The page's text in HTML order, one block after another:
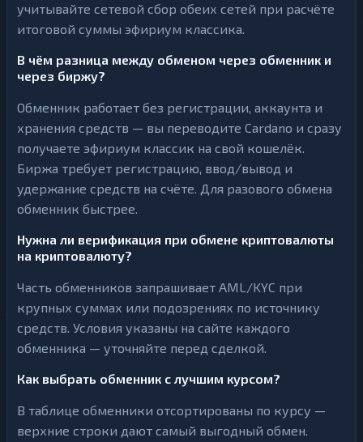
учитывайте сетевой сбор обеих сетей при расчёте
итоговой суммы эфириум классика.
В чём разница между обменом через обменник и
через биржу?
Обменник работает без регистрации, аккаунта и
хранения средств — вы переводите Cardano и сразу
получаете эфириум классик на свой кошелёк.
Биржа требует регистрацию, ввод/вывод и
удержание средств на счёте. Для разового обмена
обменник быстрее.
Нужна ли верификация при обмене криптовалюты
на криптовалюту?
Часть обменников запрашивает AML/KYC при
крупных суммах или подозрениях по источнику
средств. Условия указаны на сайте каждого
обменника — уточняйте перед сделкой.
Как выбрать обменник с лучшим курсом?
В таблице обменники отсортированы по курсу —
верхние строки дают самый выгодный обмен.